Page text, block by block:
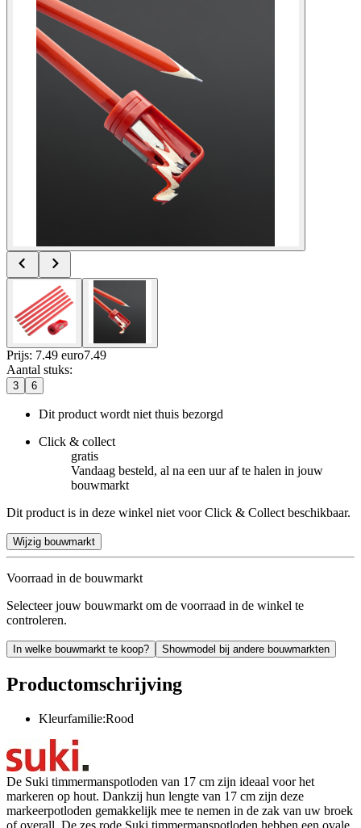
Prijs: 7.49 euro7.49
Aantal stuks:
3 6
Dit product wordt niet thuis bezorgd
Click & collect
gratis
Vandaag besteld, al na een uur af te halen in jouw
bouwmarkt
Dit product is in deze winkel niet voor Click & Collect beschikbaar.
Wijzig bouwmarkt
Voorraad in de bouwmarkt
Selecteer jouw bouwmarkt om de voorraad in de winkel te
controleren.
In welke bouwmarkt te koop? Showmodel bij andere bouwmarkten
Productomschrijving
Kleurfamilie:Rood
De Suki timmermanspotloden van 17 cm zijn ideaal voor het
markeren op hout. Dankzij hun lengte van 17 cm zijn deze
markeerpotloden gemakkelijk mee te nemen in de zak van uw broek
of overall. De zes rode Suki timmermanspotloden hebben een ovale